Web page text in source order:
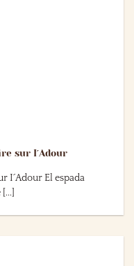
sur I´Adour
I´Adour El espada